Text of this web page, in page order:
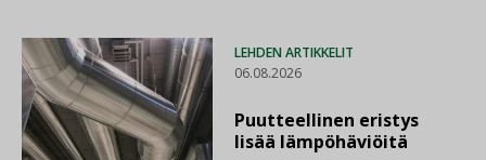
LEHDEN ARTIKKELIT
06.08.2026
Puutteellinen eristys
lisää lämpöhäviöitä